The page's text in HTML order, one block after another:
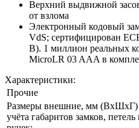
Верхний выдвижной
от взлома
Электронный кодовый
VdS; сертифицирован
B). 1 миллион реальных
MicroLR 03 AAA в
Характеристики:
Прочие
Размеры внешние, мм (ВхШхГ)
учёта габаритов замков, петель